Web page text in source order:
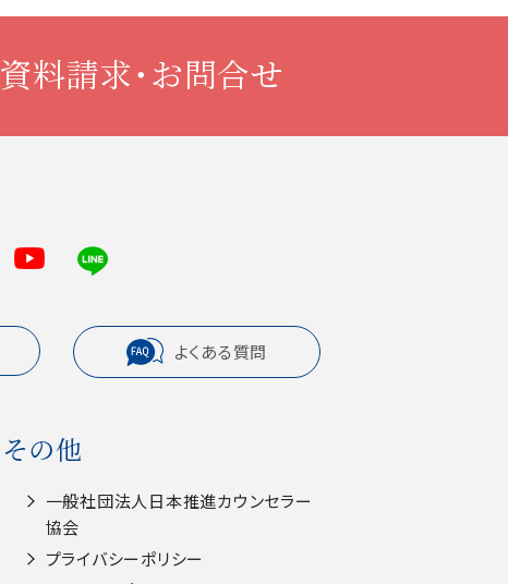
資料請求・お問合せ
よくある質問
その他
一般社団法人⽇本推進カウンセラー
協会
プライバシーポリシー